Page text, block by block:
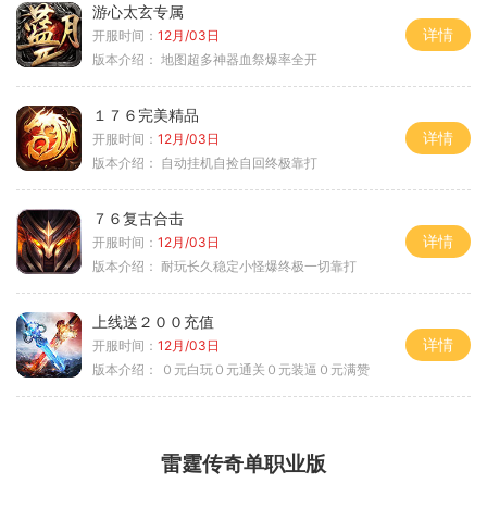
游心太玄专属
开服时间： 12月/03日
版本介绍： 地图超多神器血祭爆率全开
详情
１７６完美精品
开服时间： 12月/03日
版本介绍： 自动挂机自捡自回终极靠打
详情
７６复古合击
开服时间： 12月/03日
版本介绍： 耐玩长久稳定小怪爆终极一切靠打
详情
上线送２００充值
开服时间： 12月/03日
版本介绍：
０元白玩０元通关０元装逼０元满赞
详情
雷霆传奇单职业版